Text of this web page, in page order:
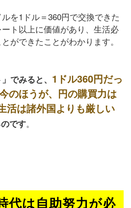
を1ドル＝360円で交換できた
ト以上に価値があり、生活必
ができたことがわかります。
でみると、 1ドル360円だっ
のほうが、円の購買力は
活は諸外国よりも厳しい
です。
代は自助努力が必